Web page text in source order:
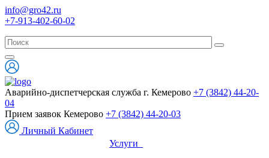
info@gro42.ru
+7-913-402-60-02
Аварийно-диспетчерская служба г. Кемерово +7 (3842) 44-20-
04
Прием заявок Кемерово +7 (3842) 44-20-03
Личный Кабинет
Услуги